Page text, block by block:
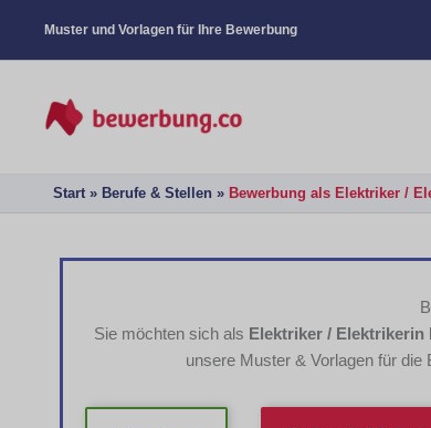
Muster und Vorlagen für Ihre Bewerbung
Start Berufe & Stellen Bewerbung als Elektriker /
Sie möchten sich als Elektriker / Elektrikerin
unsere Muster & Vorlagen für